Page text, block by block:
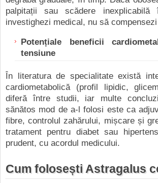
palpitații sau scădere
investighezi medical, nu să
Potențiale beneficii
tensiune
În literatura de specialitate există
cardiometabolică (profil lipidic,
diferă între studii, iar multe
sănătos mod de a-l folosi este ca
fibre, controlul zahărului, mișcare și
tratament pentru diabet sau
prudent, cu acordul medicului.
Cum folosești Astragalus